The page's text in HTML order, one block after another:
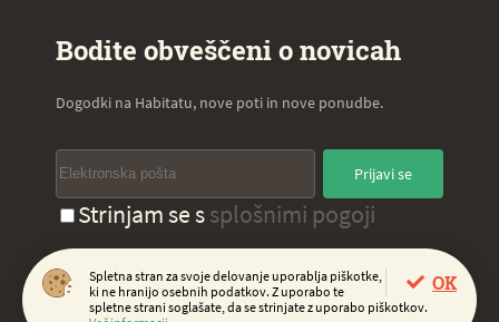
OK
Spletna stran za svoje delovanje uporablja piškotke,
ki ne hranijo osebnih podatkov. Z uporabo te
spletne strani soglašate, da se strinjate z uporabo piškotkov.
Bodite obveščeni o novicah
Dogodki na Habitatu, nove poti in nove ponudbe.
Prijavi se
Strinjam se ssplošnimi pogoji
Copyright 2020, Virc d.o.o.